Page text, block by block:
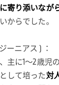
寄り添いなが
からでした。
ーニアス ) ：
主に1～2歳児
して培った対